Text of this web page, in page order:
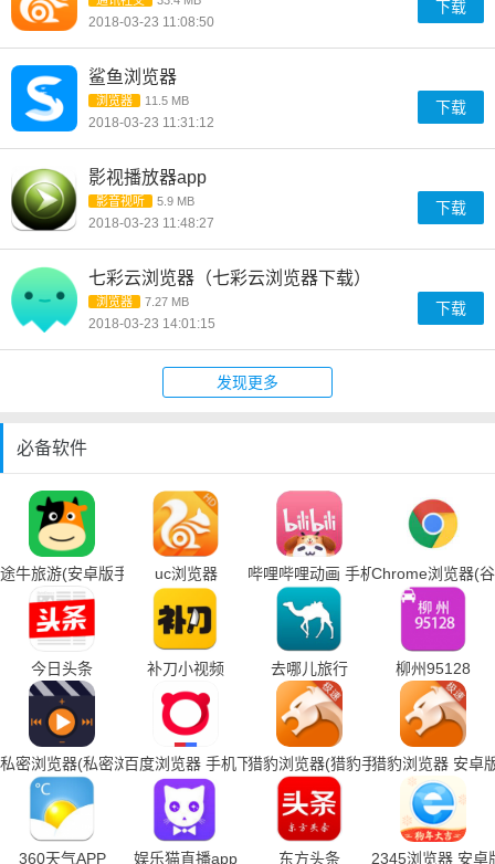
2018-03-23 11:08:50
下载
鲨鱼浏览器
浏览器 11.5 MB
2018-03-23 11:31:12
下载
影视播放器app
影音视听 5.9 MB
2018-03-23 11:48:27
下载
七彩云浏览器（七彩云浏览器下载）
浏览器 7.27 MB
2018-03-23 14:01:15
下载
发现更多
必备软件
途牛旅游(安卓版手机下载)uc浏览器 哔哩哔哩动画 手机下载Chrome浏览器(
今日头条 补刀小视频 去哪儿旅行 柳州95128
私密浏览器(私密浏览器手机下载)
百度浏览器 手机下载猎豹浏览器(猎豹手机浏览器下载)
猎豹浏览器 安卓
360天气APP 娱乐猫直播app 东方头条 2345浏览器 安卓